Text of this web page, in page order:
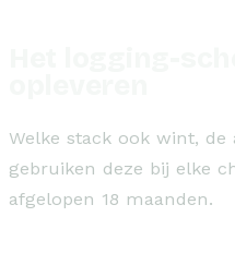
Welke stack ook wint, de
gebruiken deze bij elke
afgelopen 18 maanden.